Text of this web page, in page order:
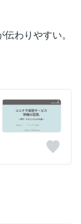
わりやすい。